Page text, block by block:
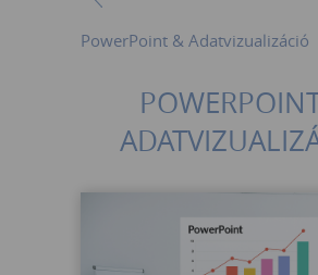
PowerPoint & Adatvizualizáció